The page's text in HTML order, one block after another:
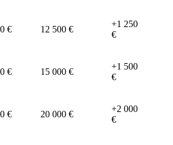
€ 12 500 €
+1 250
€
€ 15 000 €
+1 500
€
€ 20 000 €
+2 000
€